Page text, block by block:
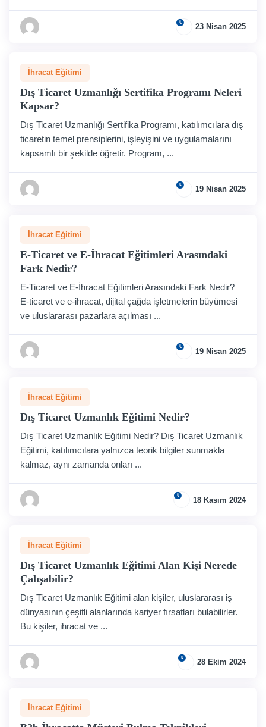
23 Nisan 2025
İhracat Eğitimi
Dış Ticaret Uzmanlığı Sertifika Programı Neleri
Kapsar?
Dış Ticaret Uzmanlığı Sertifika Programı, katılımcılara dış
ticaretin temel prensiplerini, işleyişini ve uygulamalarını
kapsamlı bir şekilde öğretir. Program, ...
19 Nisan 2025
İhracat Eğitimi
E-Ticaret ve E-İhracat Eğitimleri Arasındaki
Fark Nedir?
E-Ticaret ve E-İhracat Eğitimleri Arasındaki Fark Nedir?
E-ticaret ve e-ihracat, dijital çağda işletmelerin büyümesi
ve uluslararası pazarlara açılması ...
19 Nisan 2025
İhracat Eğitimi
Dış Ticaret Uzmanlık Eğitimi Nedir?
Dış Ticaret Uzmanlık Eğitimi Nedir? Dış Ticaret Uzmanlık
Eğitimi, katılımcılara yalnızca teorik bilgiler sunmakla
kalmaz, aynı zamanda onları ...
18 Kasım 2024
İhracat Eğitimi
Dış Ticaret Uzmanlık Eğitimi Alan Kişi Nerede
Çalışabilir?
Dış Ticaret Uzmanlık Eğitimi alan kişiler, uluslararası iş
dünyasının çeşitli alanlarında kariyer fırsatları bulabilirler.
Bu kişiler, ihracat ve ...
28 Ekim 2024
İhracat Eğitimi